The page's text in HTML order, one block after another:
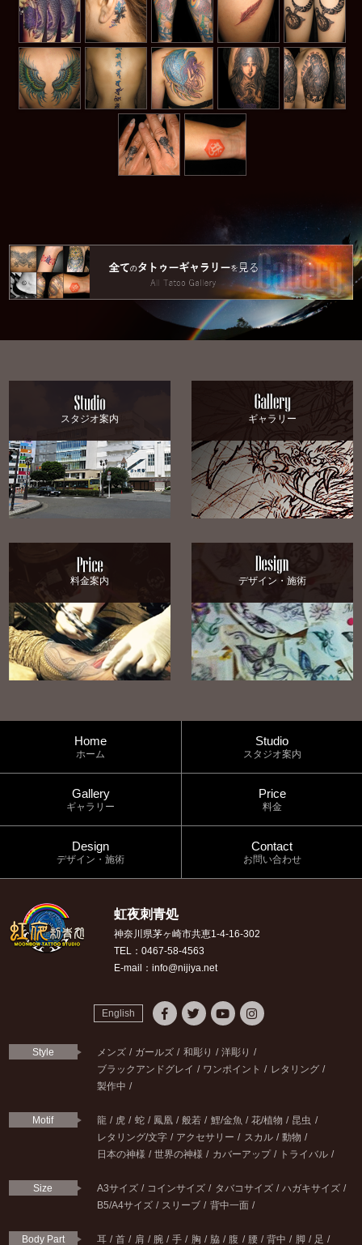
スタジオ案内 ギャラリー
料金案内 デザイン・施術
Home
ホーム
Studio
スタジオ案内
Gallery
ギャラリー
Price
料金
Design
デザイン・施術
Contact
お問い合わせ
虹夜刺青処
神奈川県茅ヶ崎市共恵1-4-16-302
TEL：0467-58-4563
E-mail：info@nijiya.net
English
Style メンズ ガールズ 和彫り
洋彫り
ブラックアンドグレイ
ワンポイント
レタリング
製作中
Motif 龍 虎 蛇 鳳凰 般若 鯉/金魚 花/植物
昆虫
レタリング/文字
アクセサリー スカル
動物
日本の神様
世界の神様 カバーアップ トライバル
Size A3サイズ コインサイズ タバコサイズ
ハガキサイズ
B5/A4サイズ
スリーブ 背中一面
Body Part 耳 首 肩 腕 手 胸 脇 腹 腰 背中 脚 足